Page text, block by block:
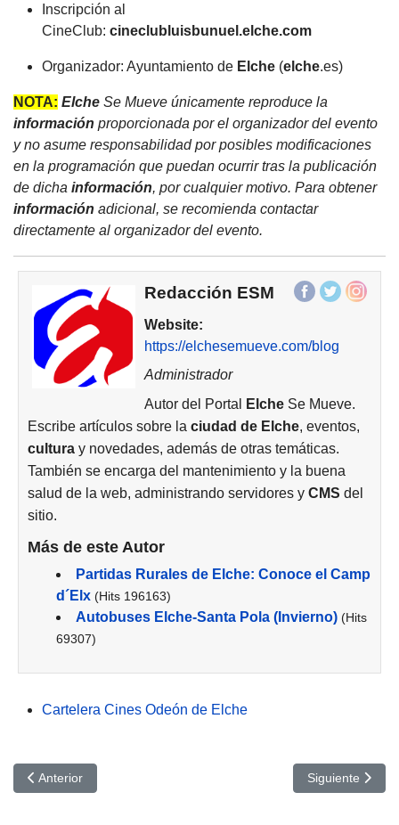
Inscripción al
CineClub: cineclubluisbunuel.elche.com
Organizador: Ayuntamiento de Elche (elche.es)
NOTA: Elche Se Mueve únicamente reproduce la
información proporcionada por el organizador del evento
y no asume responsabilidad por posibles modificaciones
en la programación que puedan ocurrir tras la publicación
de dicha información, por cualquier motivo. Para obtener
información adicional, se recomienda contactar
directamente al organizador del evento.
Redacción ESM
Website:
https://elchesemueve.com/blog
Administrador
Autor del Portal
ElcheSe Mueve.
Escribe artículos sobre la ciudad de Elche, eventos,
cultura y novedades, además de otras temáticas.
También se encarga del mantenimiento y la buena
salud de la web, administrando servidores y CMS del
sitio.
Más de este Autor
Partidas Rurales de Elche: Conoce el Camp
d´Elx (Hits 196163)
Autobuses Elche-Santa Pola (Invierno) (Hits
69307)
Cartelera Cines Odeón de Elche
Artículo anterior: Volveréis: Cines Odeón Elche
Anterior Artículo
Siguiente